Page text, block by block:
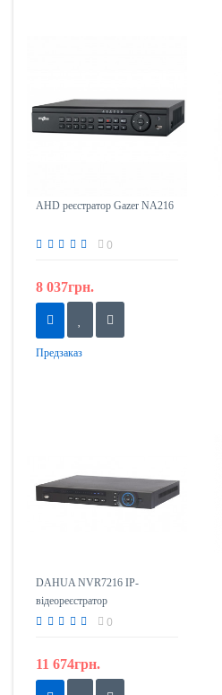
AHD реєстратор Gazer NA216
0
8 037грн.
Предзаказ
DAHUA NVR7216 IP-
відеореєстратор
0
11 674грн.